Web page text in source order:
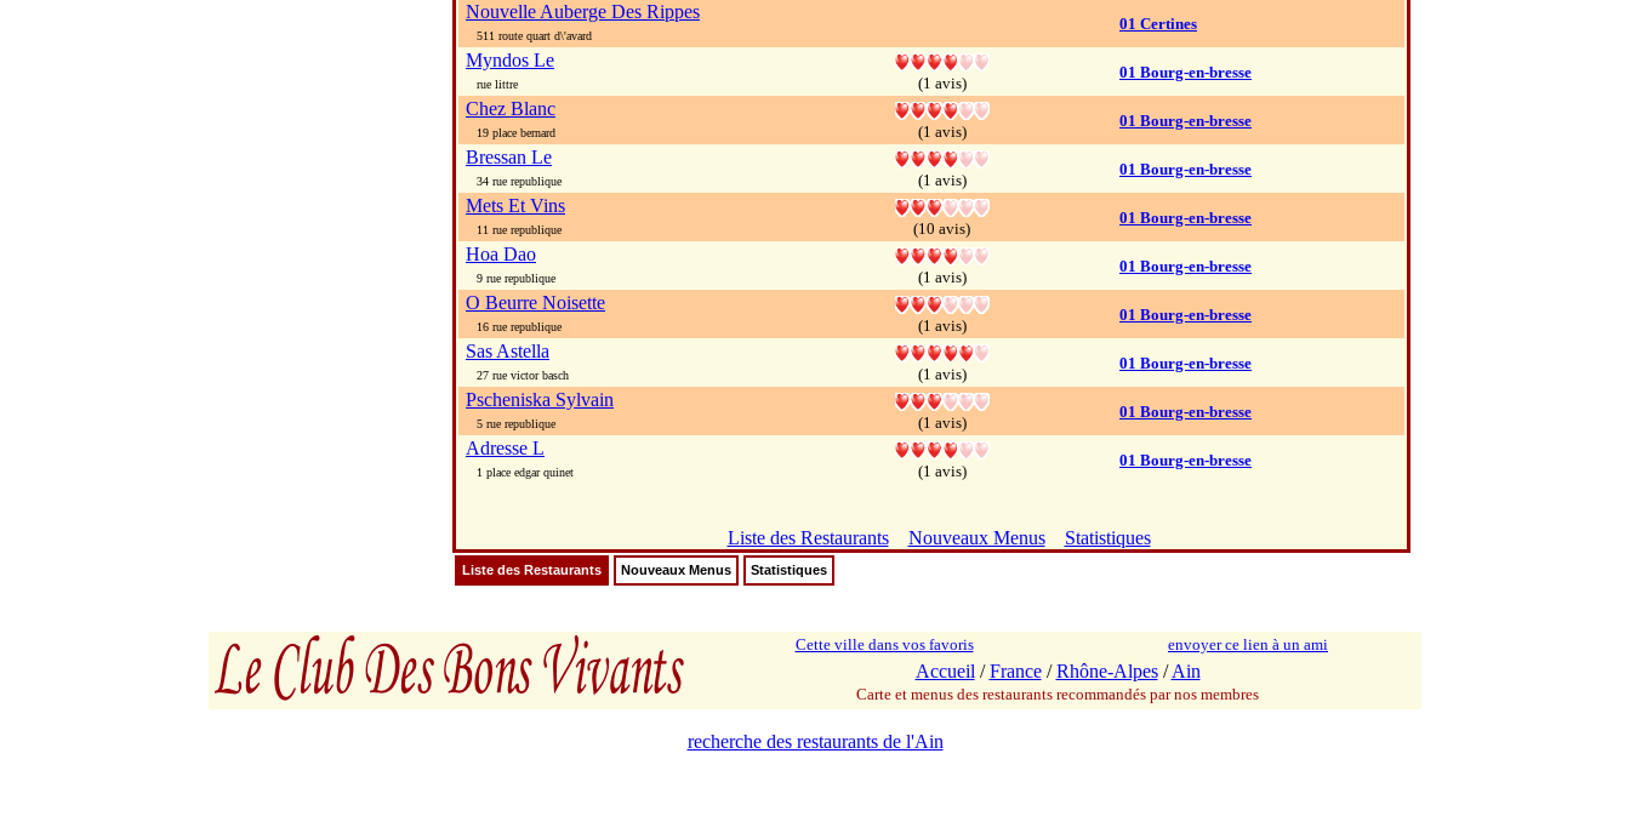
Nouvelle Auberge Des Rippes
511 route quart d\'avard
01 Certines
Myndos Le
rue littre (1 avis)
01 Bourg-en-bresse
Chez Blanc
19 place bernard (1 avis)
01 Bourg-en-bresse
Bressan Le
34 rue republique (1 avis)
01 Bourg-en-bresse
Mets Et Vins
11 rue republique (10 avis)
01 Bourg-en-bresse
Hoa Dao
9 rue republique (1 avis)
01 Bourg-en-bresse
O Beurre Noisette
16 rue republique (1 avis)
01 Bourg-en-bresse
Sas Astella
27 rue victor basch (1 avis)
01 Bourg-en-bresse
Pscheniska Sylvain
5 rue republique (1 avis)
01 Bourg-en-bresse
Adresse L
1 place edgar quinet (1 avis)
01 Bourg-en-bresse
Liste des Restaurants Nouveaux Menus Statistiques
Liste des Restaurants Nouveaux Menus Statistiques
Cette ville dans vos favoris envoyer ce lien à un ami
Accueil /France/Rhône-Alpes/Ain
Carte et menus des restaurants recommandés par nos membres
recherche des restaurants de l'Ain